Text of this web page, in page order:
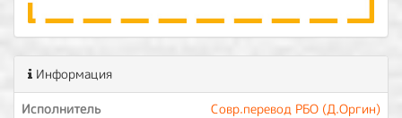
Информация
Исполнитель
Совр.перевод РБО (Д.Оргин)